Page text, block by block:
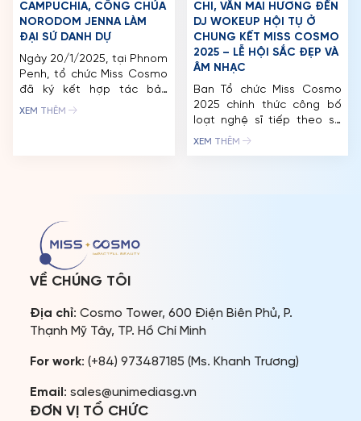
CAMPUCHIA, CÔNG CHÚA
NORODOM JENNA LÀM
ĐẠI SỨ DANH DỰ
Ngày 20/1/2025, tại Phnom
Penh, tổ chức Miss Cosmo
đã ký kết hợp tác bản
quyền với Campuchia,
một chương […]
XEM THÊM
CHI, VĂN MAI HƯƠNG ĐẾN
DJ WOKEUP HỘI TỤ Ở
CHUNG KẾT MISS COSMO
2025 – LỄ HỘI SẮC ĐẸP VÀ
ÂM NHẠC
Ban Tổ chức Miss Cosmo
2025 chính thức công bố
loạt nghệ sĩ tiếp theo sẽ
khuấy động sân khấu Đêm
XEM THÊM
VỀ CHÚNG TÔI
Địa chỉ: Cosmo Tower, 600 Điện Biên Phủ, P.
Thạnh Mỹ Tây, TP. Hồ Chí Minh
For work: (+84) 973487185 (Ms. Khanh Trương)
Email : sales@unimediasg.vn
ĐƠN VỊ TỔ CHỨC